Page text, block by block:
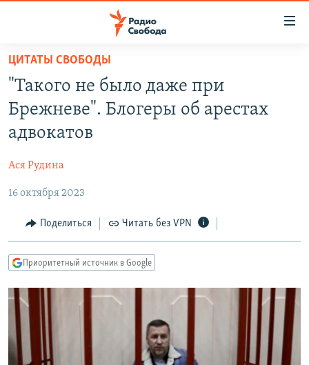
упрощенного
доступа
Вернуться
основному
Вернутся
навигации
Вернутся
поиску
ПРОГРАММЫ
АВТОРСКИЕ ПРОЕКТЫ
МНЕНИЯ
КУЛЬТУРА
IDEL.РЕАЛИИ
СЕВЕР.РЕАЛИИ
СИБИРЬ.РЕАЛИИ
РАСПИСАНИЕ ВЕЩАНИЯ
ПОДПИШИТЕСЬ НА РАССЫЛКУ
ЦИТАТЫ СВОБОДЫ
"Такого не было даже при
Брежневе". Блогеры об арестах
адвокатов
Ася Рудина
16 октября 2023
Поделиться Читать без VPN
Приоритетный источник в Google